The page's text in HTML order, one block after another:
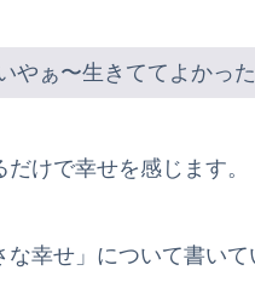
やぁ〜生きててよかっ
だけで幸せを感じます。
幸せ」について書いて